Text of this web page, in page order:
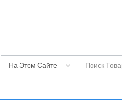
На Этом Сайте